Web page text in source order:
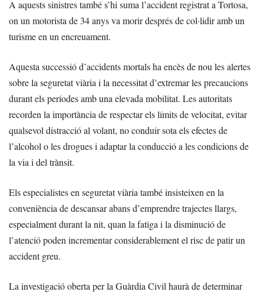
A aquests sinistres també s’hi suma l’accident registrat a Tortosa,
on un motorista de 34 anys va morir després de col·lidir amb un
turisme en un encreuament.
Aquesta successió d’accidents mortals ha encès de nou les alertes
sobre la seguretat viària i la necessitat d’extremar les precaucions
durant els períodes amb una elevada mobilitat. Les autoritats
recorden la importància de respectar els límits de velocitat, evitar
qualsevol distracció al volant, no conduir sota els efectes de
l’alcohol o les drogues i adaptar la conducció a les condicions de
la via i del trànsit.
Els especialistes en seguretat viària també insisteixen en la
conveniència de descansar abans d’emprendre trajectes llargs,
especialment durant la nit, quan la fatiga i la disminució de
l’atenció poden incrementar considerablement el risc de patir un
accident greu.
La investigació oberta per la Guàrdia Civil haurà de determinar